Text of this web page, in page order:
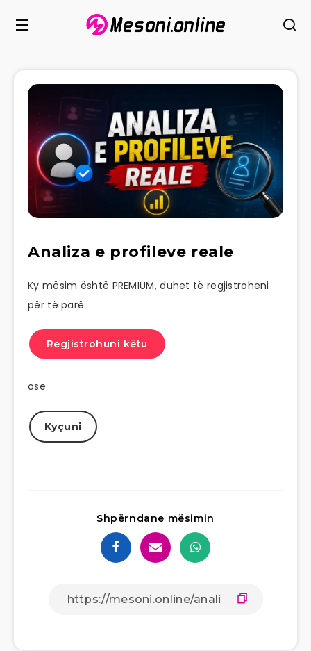
Analiza e profileve reale
Ky mësim është PREMIUM, duhet të regjistroheni
për të parë.
Regjistrohuni këtu
ose
Kyçuni
Shpërndane mësimin